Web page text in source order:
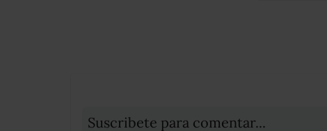
Suscribete para comentar...